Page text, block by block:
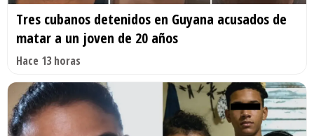
Tres cubanos detenidos en Guyana acusados de
matar a un joven de 20 años
Hace 13 horas